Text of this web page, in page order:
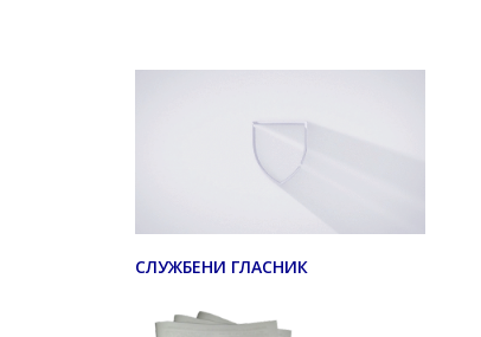
СЛУЖБЕНИ ГЛАСНИК